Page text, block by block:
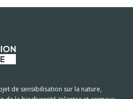
de sensibilisation sur la nature,